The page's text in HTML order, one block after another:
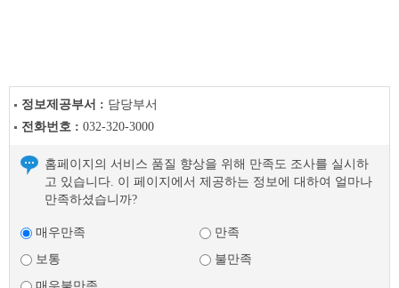
정보제공부서 : 담당부서
전화번호 : 032-320-3000
홈페이지의 서비스 품질 향상을 위해 만족도 조사를 실시하
고 있습니다. 이 페이지에서 제공하는 정보에 대하여 얼마나
만족하셨습니까?
매우만족
만족
보통
불만족